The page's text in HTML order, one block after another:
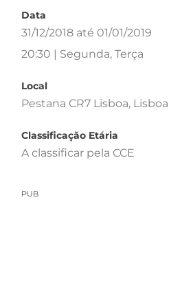
Data
31/12/2018 até 01/01/2019
20:30 | Segunda, Terça
Local
Pestana CR7 Lisboa, Lisboa
Classificação Etária
A classificar pela CCE
PUB